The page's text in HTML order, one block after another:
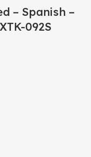
– Spanish –
092S